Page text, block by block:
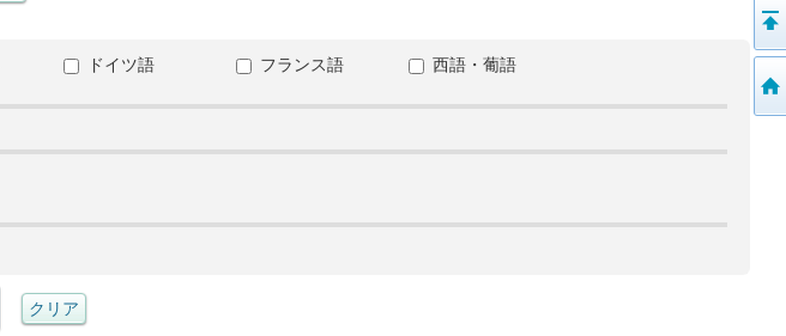
ドイツ語 フランス語
西語・葡語